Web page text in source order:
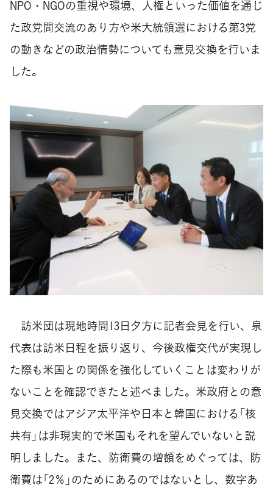
NPO・NGOの重視や環境、人権といった価値を通じ
た政党間交流のあり方や米大統領選における第3党
の動きなどの政治情勢についても意見交換を行いま
した。
訪米団は現地時間13日夕方に記者会見を行い、泉
代表は訪米日程を振り返り、今後政権交代が実現し
た際も米国との関係を強化していくことは変わりが
ないことを確認できたと述べました。米政府との意
見交換ではアジア太平洋や日本と韓国における「核
共有」は非現実的で米国もそれを望んでいないと説
明しました。また、防衛費の増額をめぐっては、防
衛費は「2％」のためにあるのではないとし、数字あ